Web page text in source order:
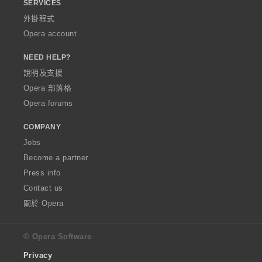
SERVICES
外掛程式
Opera account
NEED HELP?
說明及支援
Opera 部落格
Opera forums
COMPANY
Jobs
Become a partner
Press info
Contact us
關於 Opera
© Opera Software
Privacy